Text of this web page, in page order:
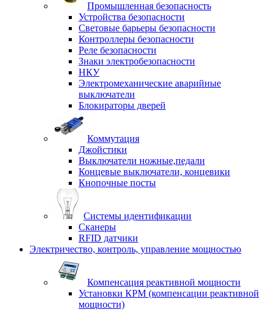
Промышленная безопасность
Устройства безопасности
Световые барьеры безопасности
Контроллеры безопасности
Реле безопасности
Знаки электробезопасности
НКУ
Электромеханические аварийные
выключатели
Блокираторы дверей
Коммутация
Джойстики
Выключатели ножные,педали
Концевые выключатели, концевики
Кнопочные посты
Системы идентификации
Сканеры
RFID датчики
Электричество, контроль, управление мощностью
Компенсация реактивной мощности
Установки КРМ (компенсации реактивной
мощности)